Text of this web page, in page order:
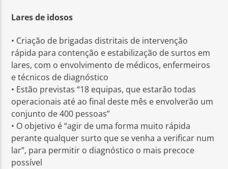
Lares de idosos
• Criação de brigadas distritais de intervenção
rápida para contenção e estabilização de surtos em
lares, com o envolvimento de médicos, enfermeiros
e técnicos de diagnóstico
• Estão previstas “18 equipas, que estarão todas
operacionais até ao final deste mês e envolverão um
conjunto de 400 pessoas”
• O objetivo é “agir de uma forma muito rápida
perante qualquer surto que se venha a verificar num
lar”, para permitir o diagnóstico o mais precoce
possível